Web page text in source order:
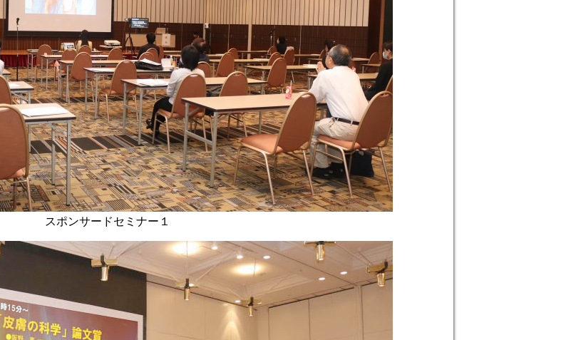
スポンサードセミナー１